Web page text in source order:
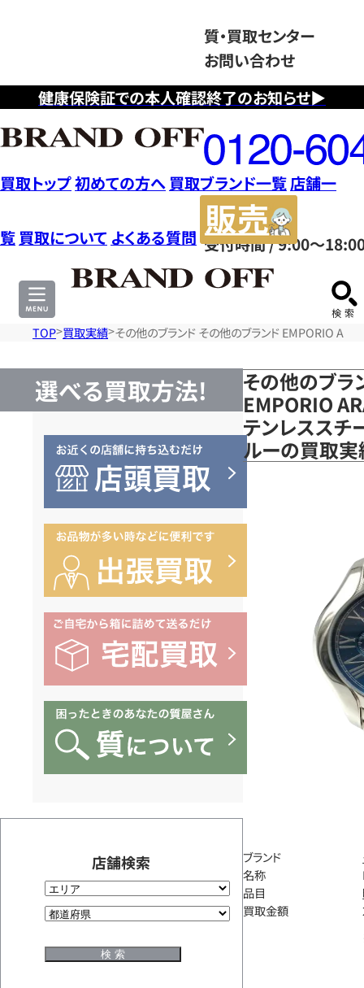
健康保険証での本人確認終了のお知らせ▶
質・買取センター
お問い合わせ
フ
リ
ー
ダ
イ
ヤ
ル
0120604117
受付時間 / 9:00～
買取トップ初めての方へ 買取ブランド一覧店舗一
覧 買取について よくある質問
サ
TOP 買取実績 その他のブランド その他のブランド EMPORIO
選べる買取方法!
店舗検索
その他のブラ
EMPORIO
テンレススチ
ルーの買取実
ブランド
名称
品目
買取金額